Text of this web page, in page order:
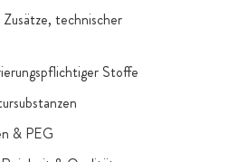
technischer
Stoffe
& PEG